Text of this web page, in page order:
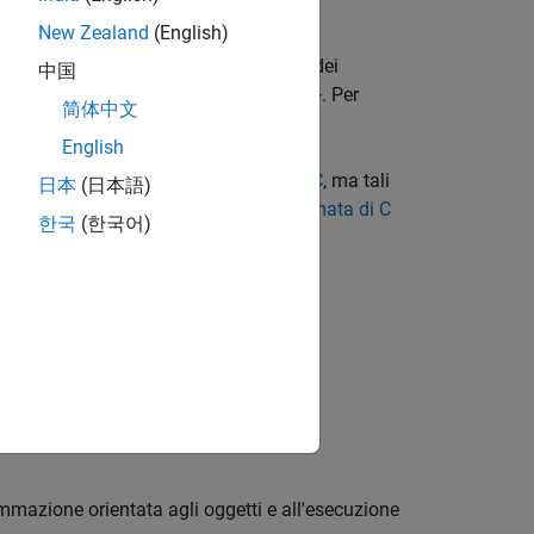
di MATLAB che offrano l’efficienza dei
MATLAB, utilizzare l’API MEX C++. Per
da MATLAB (file MEX)
loadlibraryo includono API Matrix C, ma tali
mantenere tale codice, vedere
Chiamata di C
orientata agli oggetti e all'esecuzione
New Zealand (English)
中国
简体中文
English
日本 (日本語)
한국 (한국어)